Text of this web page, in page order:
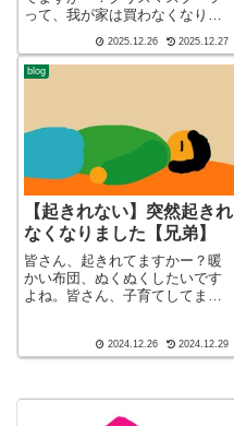
って、我が家は買わなくなりま
かー！こんばんわ、迷答座布団
ブログの運営をしているざぶ
(@meitou_zabuton)です。わたし
2025.12.26 2025.12.27
blog
【起きれない】突然起きれ
なくなりました【兄弟】
皆さん、起きれてますかー？暖
かい布団、ぬくぬくしたいです
よね。皆さん、子育てしてます
んわ、迷答座布団ブログの運営
2024.12.26 2024.12.29